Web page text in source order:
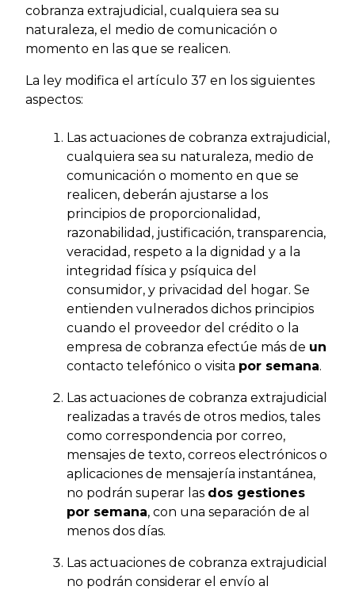
cobranza extrajudicial, cualquiera sea su
naturaleza, el medio de comunicación o
momento en las que se realicen.
La ley modifica el artículo 37 en los siguientes
aspectos:
Las actuaciones de cobranza extrajudicial,
cualquiera sea su naturaleza, medio de
comunicación o momento en que se
realicen, deberán ajustarse a los
principios de proporcionalidad,
razonabilidad, justificación, transparencia,
veracidad, respeto a la dignidad y a la
integridad física y psíquica del
consumidor, y privacidad del hogar. Se
entienden vulnerados dichos principios
cuando el proveedor del crédito o la
empresa de cobranza efectúe más de un
contacto telefónico o visita por semana.
Las actuaciones de cobranza extrajudicial
realizadas a través de otros medios, tales
como correspondencia por correo,
mensajes de texto, correos electrónicos o
aplicaciones de mensajería instantánea,
no podrán superar las dos gestiones
por semana, con una separación de al
menos dos días.
Las actuaciones de cobranza extrajudicial
no podrán considerar el envío al